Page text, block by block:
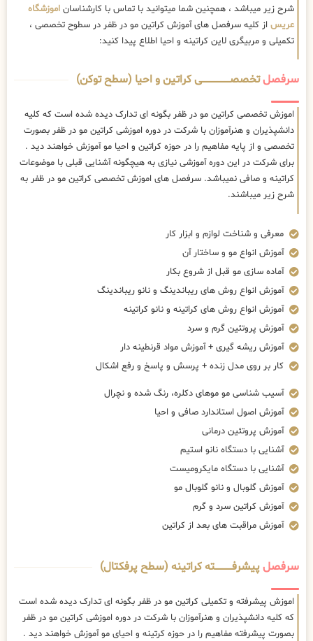
شرح زیر میباشد ، همچنین شما میتوانید با تماس با کارشناسان اموزشگاه
عریس از کلیه سرفصل های آموزش کراتین مو در ظفر در سطوح تخصصی ،
تکمیلی و مربیگری لاین کراتینه و احیا اطلاع پیدا کنید:
سرفصلتخصصــــــــــــــــــــی کراتین و احیا (سطح توکن)
اموزش تخصصی کراتین مو در ظفر بگونه ای تدارک دیده شده است که کلیه
دانشپذیران و هنرآموزان با شرکت در دوره اموزشی کراتین مو در ظفر بصورت
تخصصی و از پایه مفاهیم را در حوزه کراتین و احیا مو آموزش خواهند دید .
برای شرکت در این دوره آموزشی نیازی به هیچگونه آشنایی قبلی با موضوعات
کراتینه و صافی نمیباشد. سرفصل های اموزش تخصصی کراتین مو در ظفر به
شرح زیر میباشند.
معرفی و شناخت لوازم و ابزار کار
آموزش انواع مو و ساختار آن
آماده سازی مو قبل از شروع بکار
آموزش انواع روش های ریباندینگ و نانو ریباندینگ
آموزش انواع روش های کراتینه و نانو کراتینه
آموزش پروتئین گرم و سرد
آموزش ریشه گیری + آموزش مواد قرنطینه دار
کار بر روی مدل زنده + پرسش و پاسخ و رفع اشکال
آسیب شناسی مو موهای دکلره، رنگ شده و نچرال
آموزش اصول استاندارد صافی و احیا
آموزش پروتئین درمانی
آشنایی با دستگاه نانو استیم
آشنایی با دستگاه مایکرومیست
آموزش گلوبال و نانو گلوبال مو
آموزش کراتین سرد و گرم
آموزش مراقبت های بعد از کراتین
سرفصلپیشرفــــــــــــته کراتینه (سطح پرفکتال)
اموزش پیشرفته و تکمیلی کراتین مو در ظفر بگونه ای تدارک دیده شده است
که کلیه دانشپذیران و هنرآموزان با شرکت در دوره اموزشی کراتین مو در ظفر
بصورت پیشرفته مفاهیم را در حوزه کرتینه و احیای مو آموزش خواهند دید .